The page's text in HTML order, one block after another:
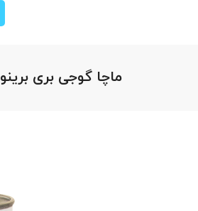
ماچا گوجی بری برینو 40 گرمی